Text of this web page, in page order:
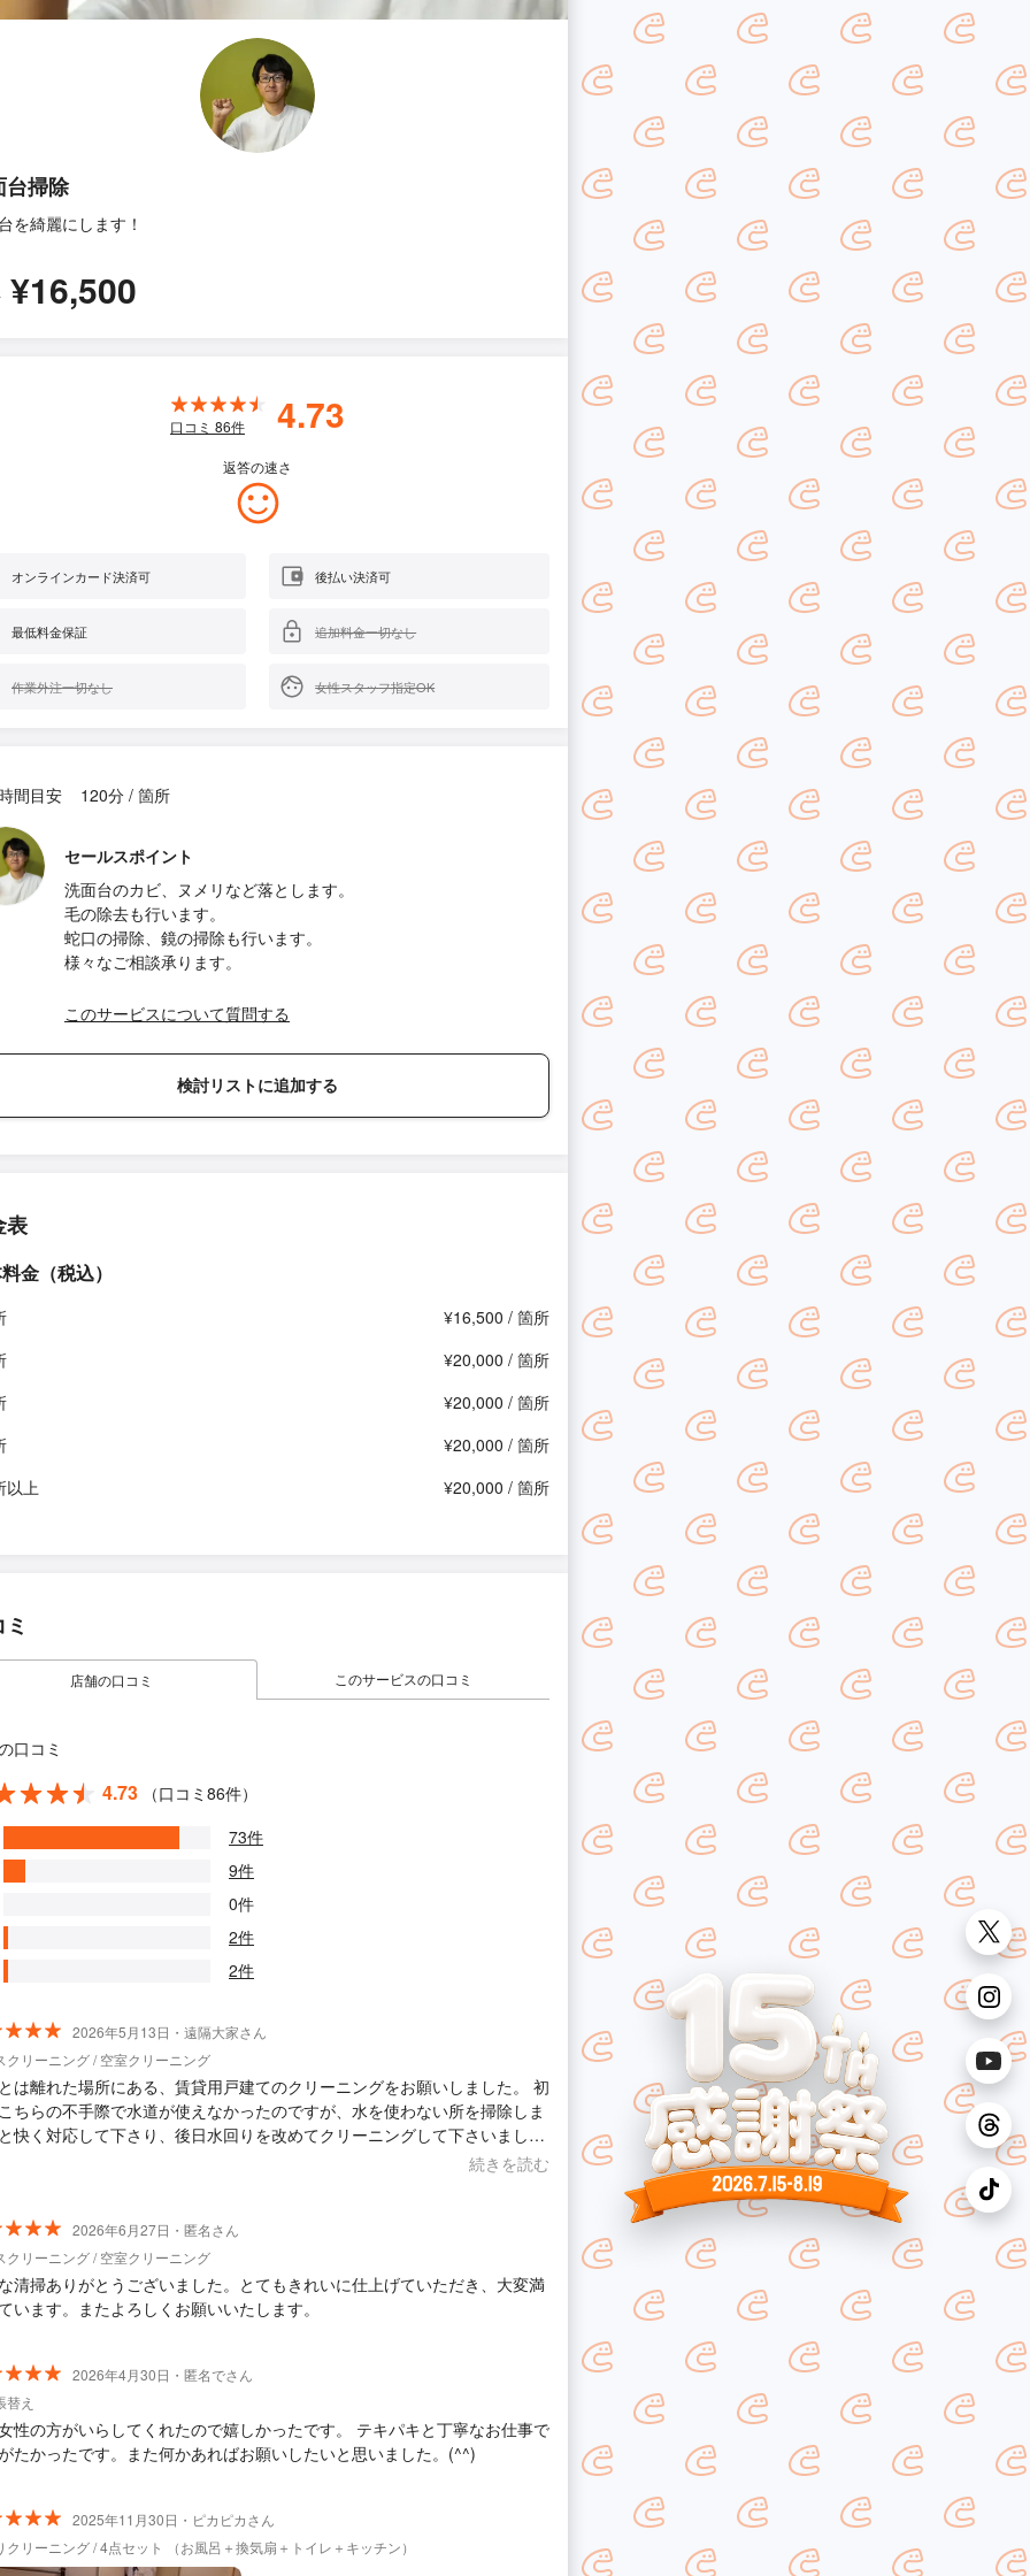
台掃除
を綺麗にします！
¥16,500
口コミ 86件 4.73
返答の速さ
オンラインカード決済可 後払い決済可
最低料金保証 追加料金一切なし
作業外注一切なし 女性スタッフ指定OK
間目安 120分 / 箇所
セールスポイント
洗面台のカビ、ヌメリなど落とします。
毛の除去も行います。
蛇口の掃除、鏡の掃除も行います。
様々なご相談承ります。
このサービスについて質問する
検討リストに追加する
表
金（税込）
¥16,500 / 箇所
¥20,000 / 箇所
¥20,000 / 箇所
¥20,000 / 箇所
以上
¥20,000 / 箇所
店舗の口コミ このサービスの口コミ
口コミ
4.73
（口コミ86件）
73件
9件
0件
2件
2件
2026年5月13日・遠隔大家さん
クリーニング / 空室クリーニング
は離れた場所にある、賃貸用戸建てのクリーニングをお願いしました。 初
ちらの不手際で水道が使えなかったのですが、水を使わない所を掃除しま
快く対応して下さり、後日水回りを改めてクリーニングして下さいまし
上がりも写真で送って頂きましたが、とても綺麗にして下さってました！
続きを読む
2026年6月27日・匿名さん
クリーニング / 空室クリーニング
清掃ありがとうございました。とてもきれいに仕上げていただき、大変満
います。またよろしくお願いいたします。
2026年4月30日・匿名でさん
替え
性の方がいらしてくれたので嬉しかったです。 テキパキと丁寧なお仕事で
たかったです。また何かあればお願いしたいと思いました。(^^)
2025年11月30日・ピカピカさん
クリーニング / 4点セット （お風呂＋換気扇＋トイレ＋キッチン）